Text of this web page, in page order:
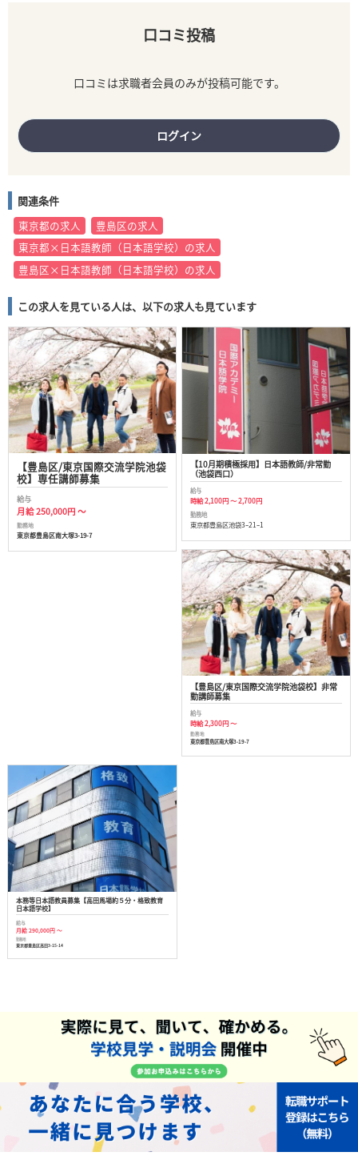
口コミ投稿
口コミは求職者会員のみが投稿可能です。
ログイン
関連条件
東京都の求人
豊島区の求人
東京都×日本語教師（日本語学校）の求人
豊島区×日本語教師（日本語学校）の求人
この求人を見ている人は、以下の求人も見ています
【豊島区/東京国際交流学院池袋
校】専任講師募集
給与
月給 250,000円 ～
勤務地
東京都豊島区南大塚3-19-7
【10月期積極採用】日本語教師/非常勤
（池袋西口）
給与
時給 2,100円 ～ 2,700円
勤務地
東京都豊島区池袋3ｰ21ｰ1
【豊島区/東京国際交流学院池袋校】非常
勤講師募集
給与
時給 2,300円 ～
勤務地
東京都豊島区南大塚3-19-7
本務等日本語教員募集【高田馬場約５分・格致教育
日本語学校】
給与
月給 290,000円 ～
勤務地
東京都豊島区高田3-15-14